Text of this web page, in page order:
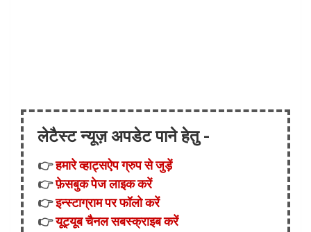
लेटैस्ट न्यूज़ अपडेट पाने हेतु -
👉हमारे व्हाट्सऐप ग्रुप से जुड़ें
👉फ़ेसबुक पेज लाइक करें
👉इन्स्टाग्राम पर फॉलो करें
👉यूट्यूब चैनल सबस्क्राइब करें